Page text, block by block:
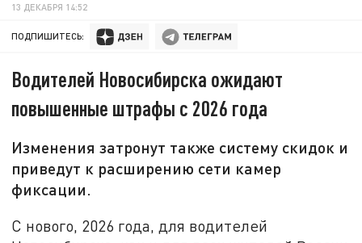
13 ДЕКАБРЯ 14:52
ПОДПИШИТЕСЬ:
Водителей Новосибирска ожидают
повышенные штрафы с 2026 года
Изменения затронут также систему скидок и
приведут к расширению сети камер
фиксации.
С нового, 2026 года, для водителей